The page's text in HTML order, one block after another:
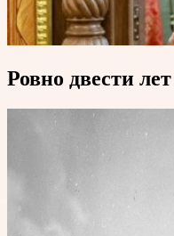
Ровно двести